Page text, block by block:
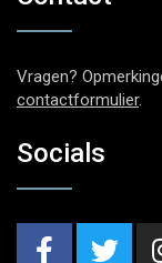
Vragen?
contactformulier.
Socials